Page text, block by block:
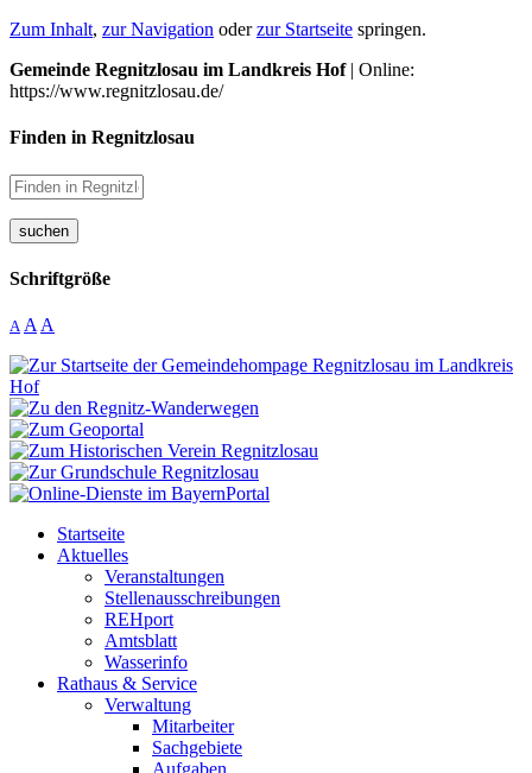
Zum Inhalt, zur Navigation oderzur Startseite springen.
Gemeinde Regnitzlosau im Landkreis Hof| Online:
https://www.regnitzlosau.de/
Finden in Regnitzlosau
suchen
Schriftgröße
A A A
Startseite
Aktuelles
Veranstaltungen
Stellenausschreibungen
REHport
Amtsblatt
Wasserinfo
Rathaus & Service
Verwaltung
Mitarbeiter
Sachgebiete
Aufgaben